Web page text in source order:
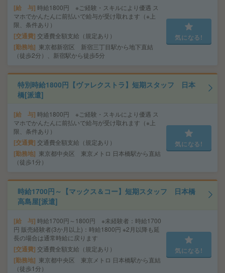
給 与 時給1800円 ※ご経験・スキルにより優遇 ス
マホでかんたんに前払いで給与が受け取れます（※上
限、条件あり）
交通費 交通費全額支給（規定あり）
勤務地
東京都新宿区 新宿三丁目駅から地下直結
（徒歩2分）、新宿駅から徒歩5分
気になる!
特別時給1800円【ヴァレクストラ】短期スタッフ 日本
橋[派遣]
給 与 時給1800円 ※ご経験・スキルにより優遇 ス
マホでかんたんに前払いで給与が受け取れます（※上
限、条件あり）
交通費 交通費全額支給（規定あり）
勤務地
東京都中央区 東京メトロ 日本橋駅から直結
（徒歩1分）
気になる!
時給1700円～【マックス＆コー】短期スタッフ 日本橋
高島屋[派遣]
給 与 時給1700円～1800円 ※未経験者：時給1700
円 販売経験者(3か月以上)：時給1800円 ※2月以降も延
長の場合は通常時給に戻ります
交通費 交通費全額支給（規定あり）
勤務地
東京都中央区 東京メトロ 日本橋駅から直結
（徒歩1分）
気になる!